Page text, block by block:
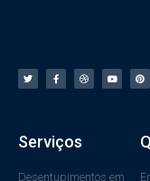
Serviços
Desentupimentos em